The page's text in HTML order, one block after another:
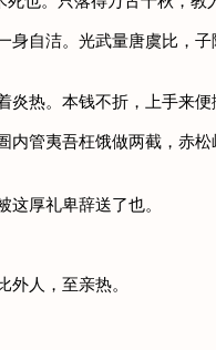
自洁。光武量唐虞比，
热。本钱不折，上手来便
管夷吾枉饿做两截，赤
厚礼卑辞送了也。
人，至亲热。